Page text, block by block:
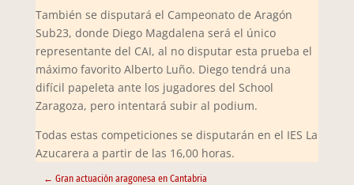
También se disputará el Campeonato de Aragón
Sub23, donde Diego Magdalena será el único
representante del CAI, al no disputar esta prueba el
máximo favorito Alberto Luño. Diego tendrá una
difícil papeleta ante los jugadores del School
Zaragoza, pero intentará subir al podium.
Todas estas competiciones se disputarán en el IES La
Azucarera a partir de las 16,00 horas.
← Gran actuación aragonesa en Cantabria